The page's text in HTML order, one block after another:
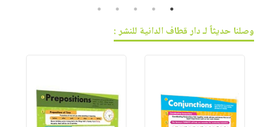
1
2
3
4
5
وصلنا حديثاً لـ دار قطاف الدانية للنشر :